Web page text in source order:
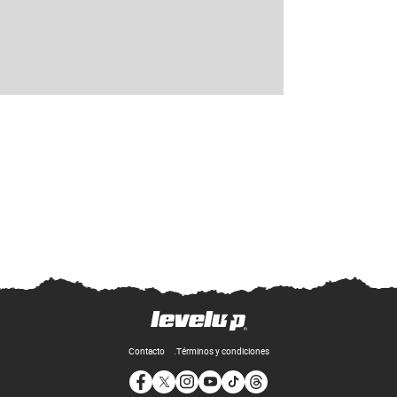
Contacto Términos y condiciones
Opens in new window
Opens in new window
Opens in new window
Opens in new window
Opens in new window
Opens in new window